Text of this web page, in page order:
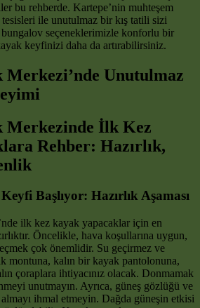
bu rehberde. Kartepe’nin muhteşem
ile unutulmaz bir kış tatili sizi
seçeneklerimizle konforlu bir
keyfinizi daha da artırabilirsiniz.
Unutulmaz
Merkezinde İlk Kez
Rehber: Hazırlık,
Başlıyor: Hazırlık Aşaması
ilk kez kayak yapacaklar için en
Öncelikle, hava koşullarına uygun,
çok önemlidir. Su geçirmez ve
montuna, kalın bir kayak pantolonuna,
çoraplara ihtiyacınız olacak. Donmamak
unutmayın. Ayrıca, güneş gözlüğü ve
almayı ihmal etmeyin. Dağda güneşin etkisi